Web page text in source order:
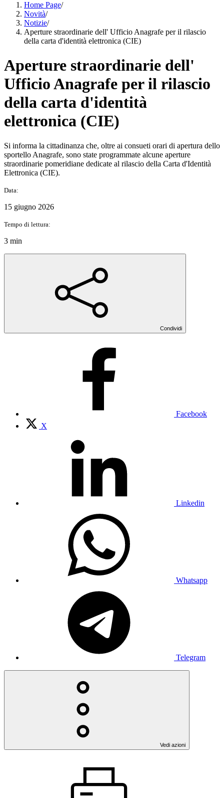
Home Page/
Novità/
Notizie/
Aperture straordinarie dell' Ufficio Anagrafe per il rilascio
della carta d'identità elettronica (CIE)
Aperture straordinarie dell'
Ufficio Anagrafe per il rilascio
della carta d'identità
elettronica (CIE)
Si informa la cittadinanza che, oltre ai consueti orari di apertura dello
sportello Anagrafe, sono state programmate alcune aperture
straordinarie pomeridiane dedicate al rilascio della Carta d'Identità
Elettronica (CIE).
Data:
15 giugno 2026
Tempo di lettura:
3 min
Condividi
Facebook
X
Linkedin
Whatsapp
Telegram
Vedi azioni